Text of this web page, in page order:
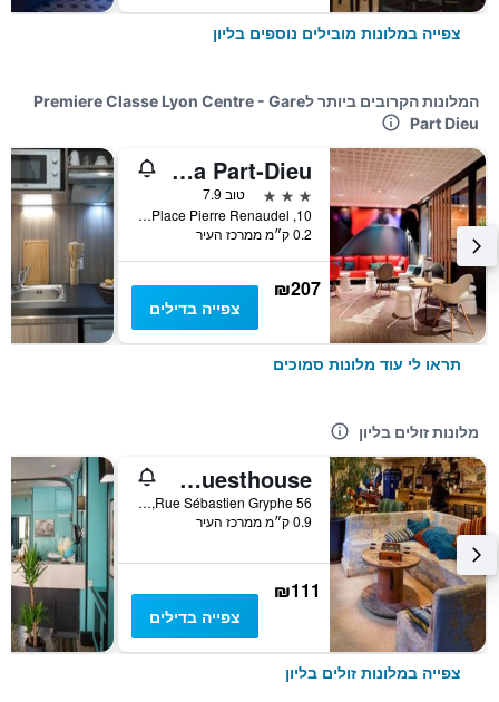
צפייה במלונות מובילים נוספים בליון
המלונות הקרובים ביותר לPremiere Classe Lyon Centre - Gare
Part Dieu
ibis Lyon Gare La Part-Dieu
3 כוכבים
טוב 7.9
10, Place Pierre Renaudel, ליון, Lyon Metropolis, צרפת
0.2 ק״מ ממרכז העיר
₪207
צפייה בדילים
תראו לי עוד מלונות סמוכים
מלונות זולים בליון
Le Flâneur Guesthouse
56 Rue Sébastien Gryphe, ליון, Lyon Metropolis, צרפת
0.9 ק״מ ממרכז העיר
₪111
צפייה בדילים
צפייה במלונות זולים בליון